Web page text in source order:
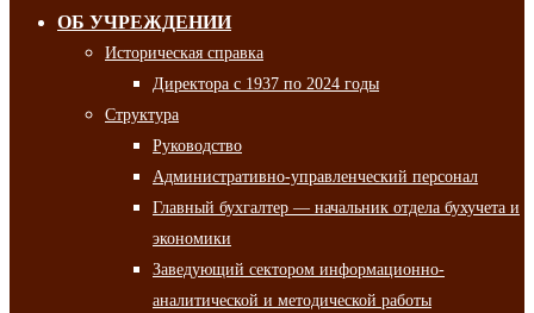
ОБ УЧРЕЖДЕНИИ
Историческая справка
Директора с 1937 по 2024 годы
Структура
Руководство
Административно-управленческий персонал
Главный бухгалтер — начальник отдела бухучета и
экономики
Заведующий сектором информационно-
аналитической и методической работы